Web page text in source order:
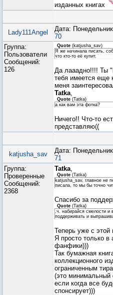
изданных книгах
Lady111Angel
Дата:
70
Группа:
Пользователи
Сообщений:
126
Quote (katjusha_sav)
Я же начинала писать,
что кто-то её купит.
Да лааадно!!!! Ты
тебя имеется еще
меня
Tatka,
Quote (Tatka)
а как вам эта фотка?
Ничего!! Что-то
представляю((
katjusha_sav
Дата:
71
Группа:
Проверенные
Сообщений:
2368
Tatka,
Quote (Tatka)
katjusha_sav, главное не
писала, то мы бы точно
Спасибо за
Quote (Tatka)
.ч. набирайся смелости и
поддерживать и
Теперь уже с этой
Я просто только в
фанфики)))
Так бумажная
коллекционного
ограниченным
(это минимальный
если когда все
спонсирует)))